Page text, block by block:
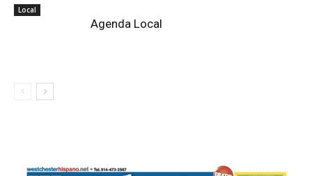
Local
Agenda Local